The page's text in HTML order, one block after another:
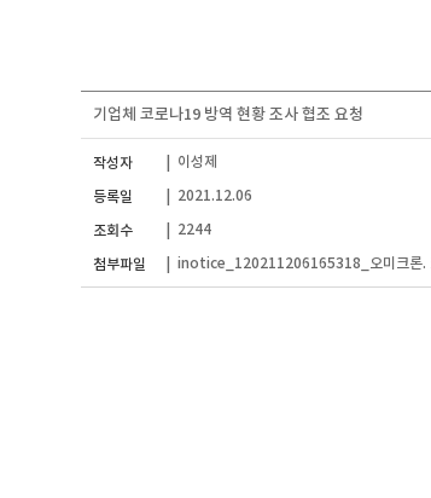
기업체 코로나19 방역 현황 조사 협조 요청
작성자 이성제
등록일 2021.12.06
조회수 2244
첨부파일 inotice_120211206165318_오미크론.